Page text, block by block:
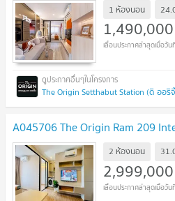
1 ห้องนอน
1,490,000
The Origin Setthabut Station (ดิ ออริ
A045706 The Origin Ram 209
2 ห้องนอน
2,999,000